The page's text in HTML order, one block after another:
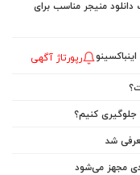
دانلود منیجر مناسب برای
رپورتاژ آگهی
مجهز می‌شود